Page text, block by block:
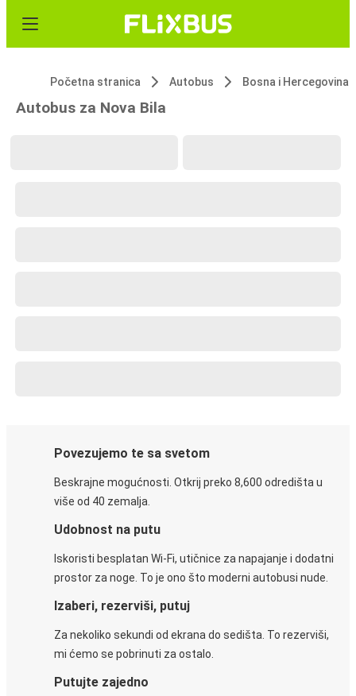
Početna stranica Autobus Bosna i Hercegovina
Autobus za Nova Bila
Povezujemo te sa svetom
Beskrajne mogućnosti. Otkrij preko 8,600 odredišta u
više od 40 zemalja.
Udobnost na putu
Iskoristi besplatan Wi-Fi, utičnice za napajanje i dodatni
prostor za noge. To je ono što moderni autobusi nude.
Izaberi, rezerviši, putuj
Za nekoliko sekundi od ekrana do sedišta. To rezerviši,
mi ćemo se pobrinuti za ostalo.
Putujte zajedno